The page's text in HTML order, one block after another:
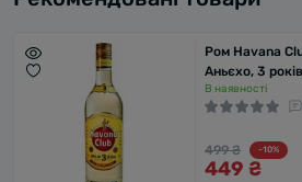
Ром Havana
Аньєхо, 3
В наявності
499 ₴ -10%
449 ₴